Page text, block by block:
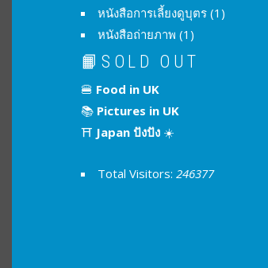
หนังสือการเลี้ยงดูบุตร (1)
หนังสือถ่ายภาพ (1)
📙SOLD OUT
🍔 Food in UK
📚 Pictures in UK
⛩ Japan ปังปัง ☀️
Total Visitors: 246377